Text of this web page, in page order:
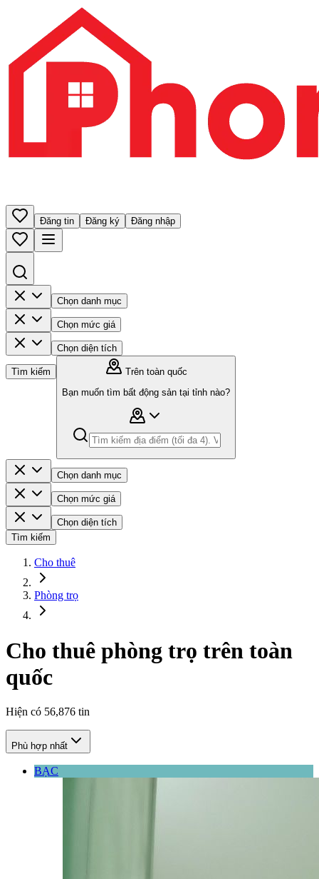
Đăng tin Đăng ký Đăng nhập
Chọn danh mục
Chọn mức giá
Chọn diện tích
Tìm kiếm
Trên toàn quốc
Bạn muốn tìm bất động sản tại tỉnh nào?
Chọn danh mục
Chọn mức giá
Chọn diện tích
Tìm kiếm
Cho thuê
Phòng trọ
Cho thuê phòng trọ trên toàn
quốc
Hiện có 56,876 tin
Phù hợp nhất
BẠC